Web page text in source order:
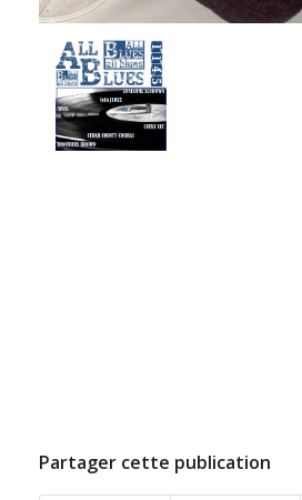
Partager cette publication